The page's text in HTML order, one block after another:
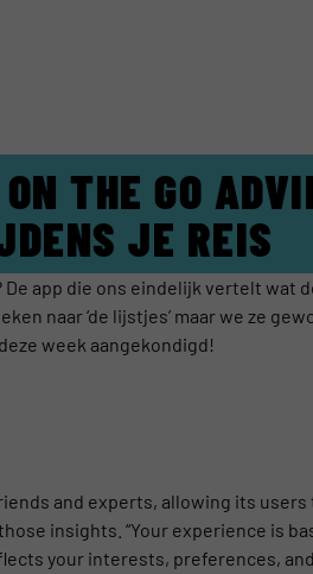
THE GO
JE REIS
app die ons eindelijk vertelt wat
naar ‘de lijstjes’ maar we ze
week aangekondigd!
and experts, allowing its users
insights. “Your experience is
your interests, preferences, and